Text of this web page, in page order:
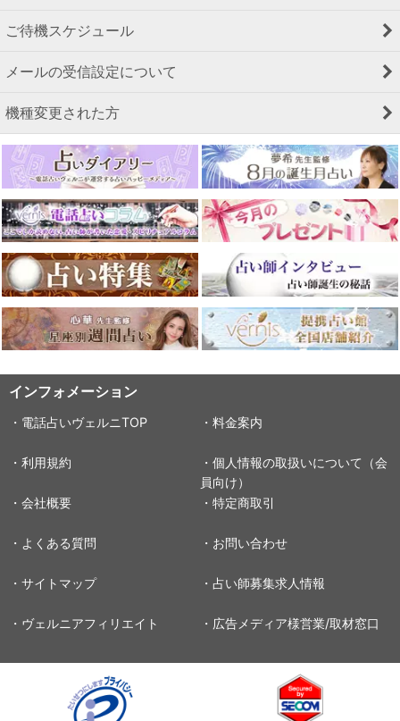
ご待機スケジュール
メールの受信設定について
機種変更された方
インフォメーション
・電話占いヴェルニTOP ・料金案内
・利用規約
・個人情報の取扱いについて（会
員向け）
・会社概要
・特定商取引
・よくある質問 ・お問い合わせ
・サイトマップ ・占い師募集求人情報
・ヴェルニアフィリエイト ・広告メディア様営業/取材窓口